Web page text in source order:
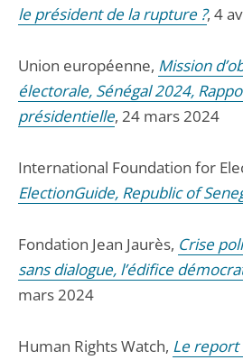
le président de la rupture ?, 4
Union européenne, Mission
électorale, Sénégal 2024,
présidentielle, 24 mars 2024
International Foundation for
ElectionGuide, Republic of
Fondation Jean Jaurès, Crise
sans dialogue, l’édifice
mars 2024
Human Rights Watch, Le report